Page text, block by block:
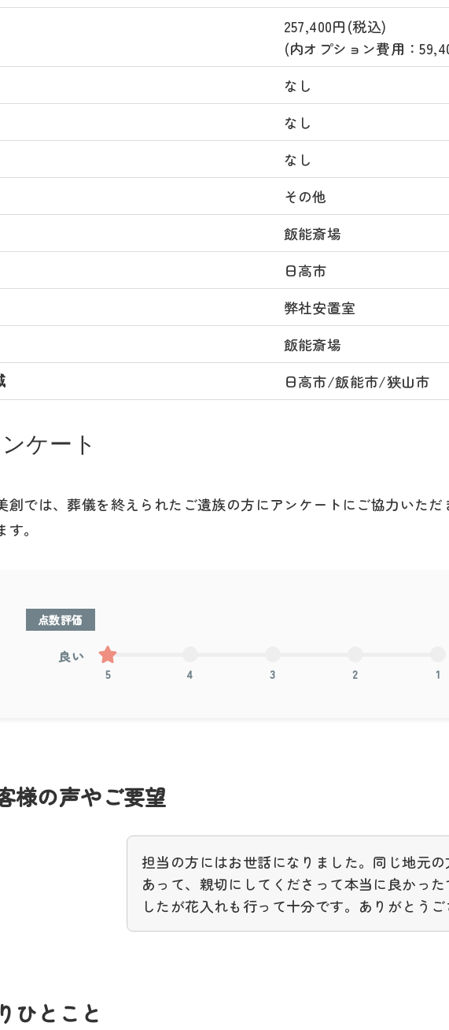
257,400円(税込)
(内オプション費用：
なし
なし
なし
その他
飯能斎場
日高市
弊社安置室
飯能斎場
日高市/飯能市/狭山市
ケート
創では、葬儀を終えられたご遺族の方にアンケートにご協力いた
。
点数評価
良い
5 4 3 2 1
様の声やご要望
担当の方にはお世話になりました。同じ地元
あって、親切にしてくださって本当に良かっ
したが花入れも行って十分です。ありがとう
ひとこと